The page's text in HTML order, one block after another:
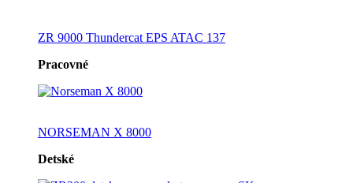
ZR 9000 Thundercat EPS ATAC 137
Pracovné
NORSEMAN X 8000
Detské